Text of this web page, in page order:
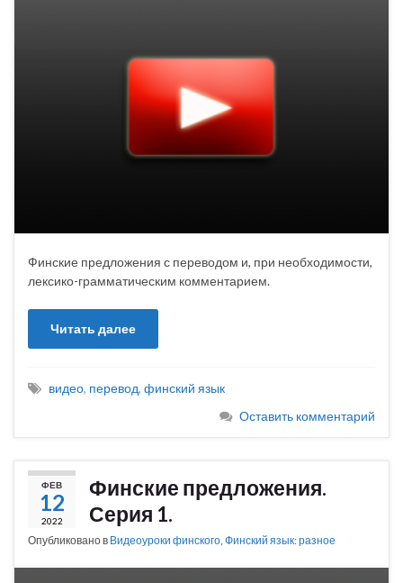
Финские предложения с переводом и, при необходимости,
лексико-грамматическим комментарием.
Читать далее
видео, перевод, финский язык
Оставить комментарий
ФЕВ
12
2022
Финские предложения.
Серия 1.
Опубликовано в Видеоуроки финского, Финский язык: разное